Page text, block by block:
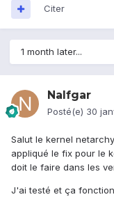
Citer
1 month later...
Nalfgar
Posté(e) 30
Salut le kernel
appliqué le fix pour le
doit le faire dans les
J'ai testé et ça